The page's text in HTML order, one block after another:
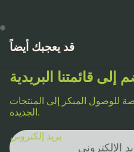
قد يعجبك أيضاً
إلى قائمتنا البريدية
المبكر إلى المنتجات
الجديدة.
بريد إلكتروني